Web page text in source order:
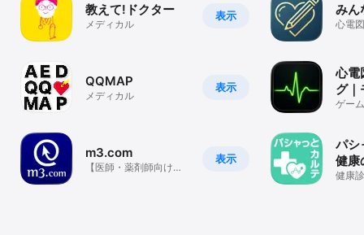
表示
教えて!ドクター
メディカル
表示
QQMAP
メディカル
表示
m3.com
【医師・薬剤師向け】
みん
心電
心電
グ｜
誘導
ゲー
パシ
健康
んに
健康